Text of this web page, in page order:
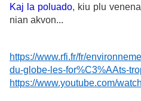
Kaj la poluado, kiu plu
nian akvon...
https://www.rfi.fr/fr/
du-globe-les-for%C3%AAts-
https://www.youtube.com/